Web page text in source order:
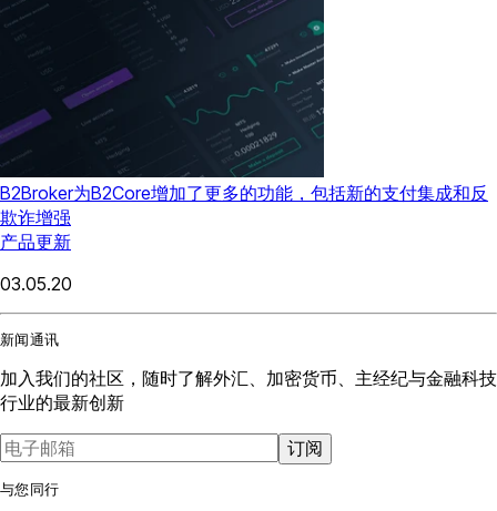
B2Broker为B2Core增加了更多的功能，包括新的支付集成和反
欺诈增强
产品更新
03.05.20
新闻通讯
加入我们的社区，随时了解外汇、加密货币、主经纪与金融科技
行业的最新创新
订阅
与您同行